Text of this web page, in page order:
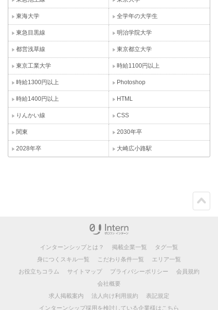
東海大学 全学年の大学生
東急目黒線 明治学院大学
都営浅草線 東京都立大学
東京工業大学 時給1100円以上
時給1300円以上 Photoshop
時給1400円以上 HTML
りんかい線 CSS
関東 2030年卒
2028年卒 大崎広小路駅
インターンシップとは？ 掲載企業一覧
タグ一覧
身につくスキル一覧
こだわり条件一覧
エリア一覧
お役立ちコラム
サイトマップ プライバシーポリシー
会員規約
会社概要
求人掲載案内
法人向け利用規約
表記規定
インターンシップ採用を検討している企業様はこちら